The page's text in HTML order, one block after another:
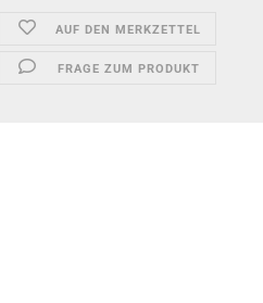
AUF DEN MERKZETTEL
FRAGE ZUM PRODUKT